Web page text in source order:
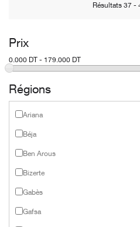
Résultats 37 -
Prix
0.000 DT - 179.000 DT
Régions
Ariana
Béja
Ben Arous
Bizerte
Gabès
Gafsa